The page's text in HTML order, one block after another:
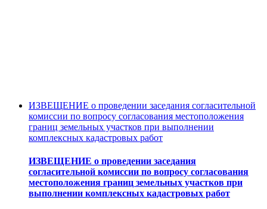
ИЗВЕЩЕНИЕ о проведении заседания согласительной
комиссии по вопросу согласования местоположения
границ земельных участков при выполнении
комплексных кадастровых работ
ИЗВЕЩЕНИЕ о проведении заседания
согласительной комиссии по вопросу согласования
местоположения границ земельных участков при
выполнении комплексных кадастровых работ